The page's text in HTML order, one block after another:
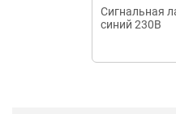
Сигнальная
синий 230В